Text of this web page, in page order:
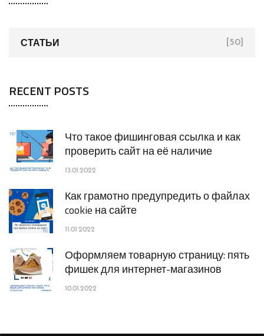
СТАТЬИ [50]
RECENT POSTS
Что такое фишинговая ссылка и как
проверить сайт на её наличие
13.01.2022
Как грамотно предупредить о файлах
cookie на сайте
11.01.2022
Оформляем товарную страницу: пять
фишек для интернет-магазинов
10.01.2022